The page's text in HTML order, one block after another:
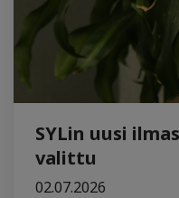
SYLin uusi
valittu
02.07.2026